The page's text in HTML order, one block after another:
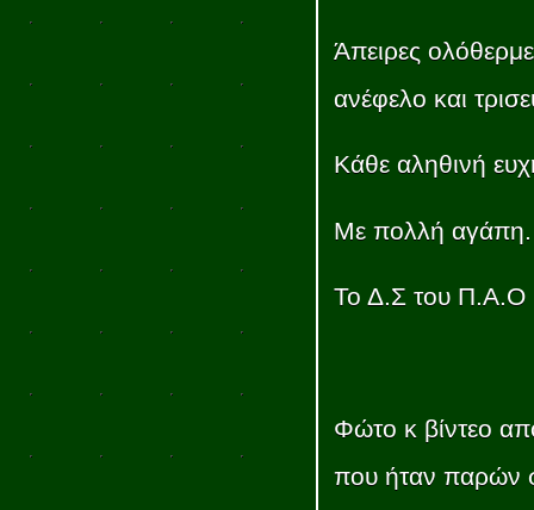
Άπειρες
ανέφελο και
Κάθε αληθινή
Με πολλή αγάπη.
Το Δ.Σ του
Φώτο κ βίντεο
που ήταν παρών